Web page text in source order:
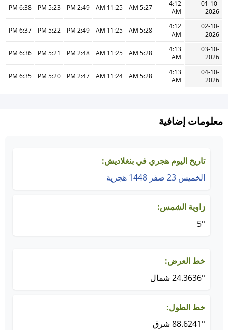
01-10-
2026
4:12
AM
5:27 AM
11:25 AM
2:49 PM
5:23 PM
6:38 PM
02-10-
2026
4:12
AM
5:28 AM
11:25 AM
2:49 PM
5:22 PM
6:37 PM
03-10-
2026
4:13
AM
5:28 AM
11:25 AM
2:48 PM
5:21 PM
6:36 PM
04-10-
2026
4:13
AM
5:28 AM
11:24 AM
2:47 PM
5:20 PM
6:35 PM
معلومات إضافية
تاريخ اليوم هجري في بنغلاديش:
الخميس 23 صفر 1448 هجرية
زاوية الشمس:
5°
خط العرض:
24.3636° شمال
خط الطول:
88.6241° شرق